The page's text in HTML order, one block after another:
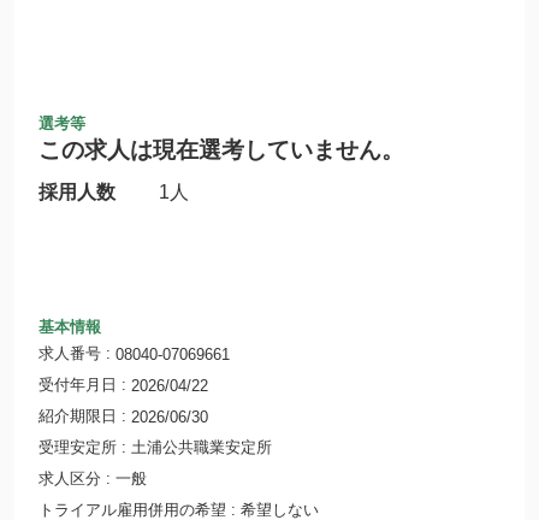
選考等
この求人は現在選考していません。
採用人数 1人
基本情報
求人番号
08040-07069661
受付年月日
2026/04/22
紹介期限日
2026/06/30
受理安定所
土浦公共職業安定所
求人区分
一般
トライアル雇用併用の希望
希望しない